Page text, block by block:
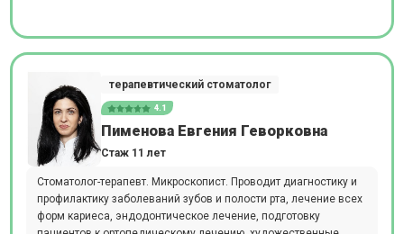
терапевтический стоматолог
4.1
Пименова Евгения Геворковна
Стаж 11 лет
Стоматолог-терапевт. Микроскопист. Проводит диагностику и
профилактику заболеваний зубов и полости рта, лечение всех
форм кариеса, эндодонтическое лечение, подготовку